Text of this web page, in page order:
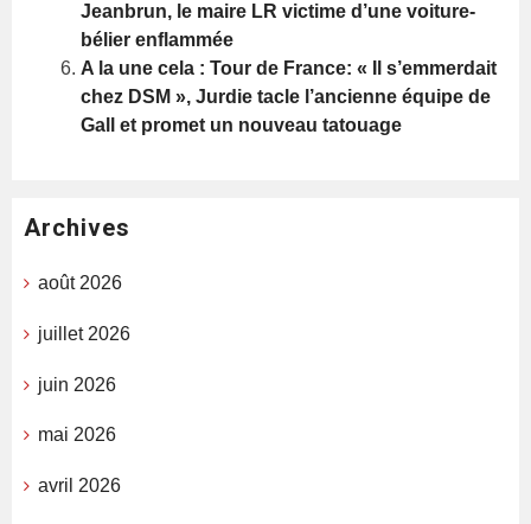
Jeanbrun, le maire LR victime d’une voiture-
bélier enflammée
A la une cela : Tour de France: « Il s’emmerdait
chez DSM », Jurdie tacle l’ancienne équipe de
Gall et promet un nouveau tatouage
Archives
août 2026
juillet 2026
juin 2026
mai 2026
avril 2026